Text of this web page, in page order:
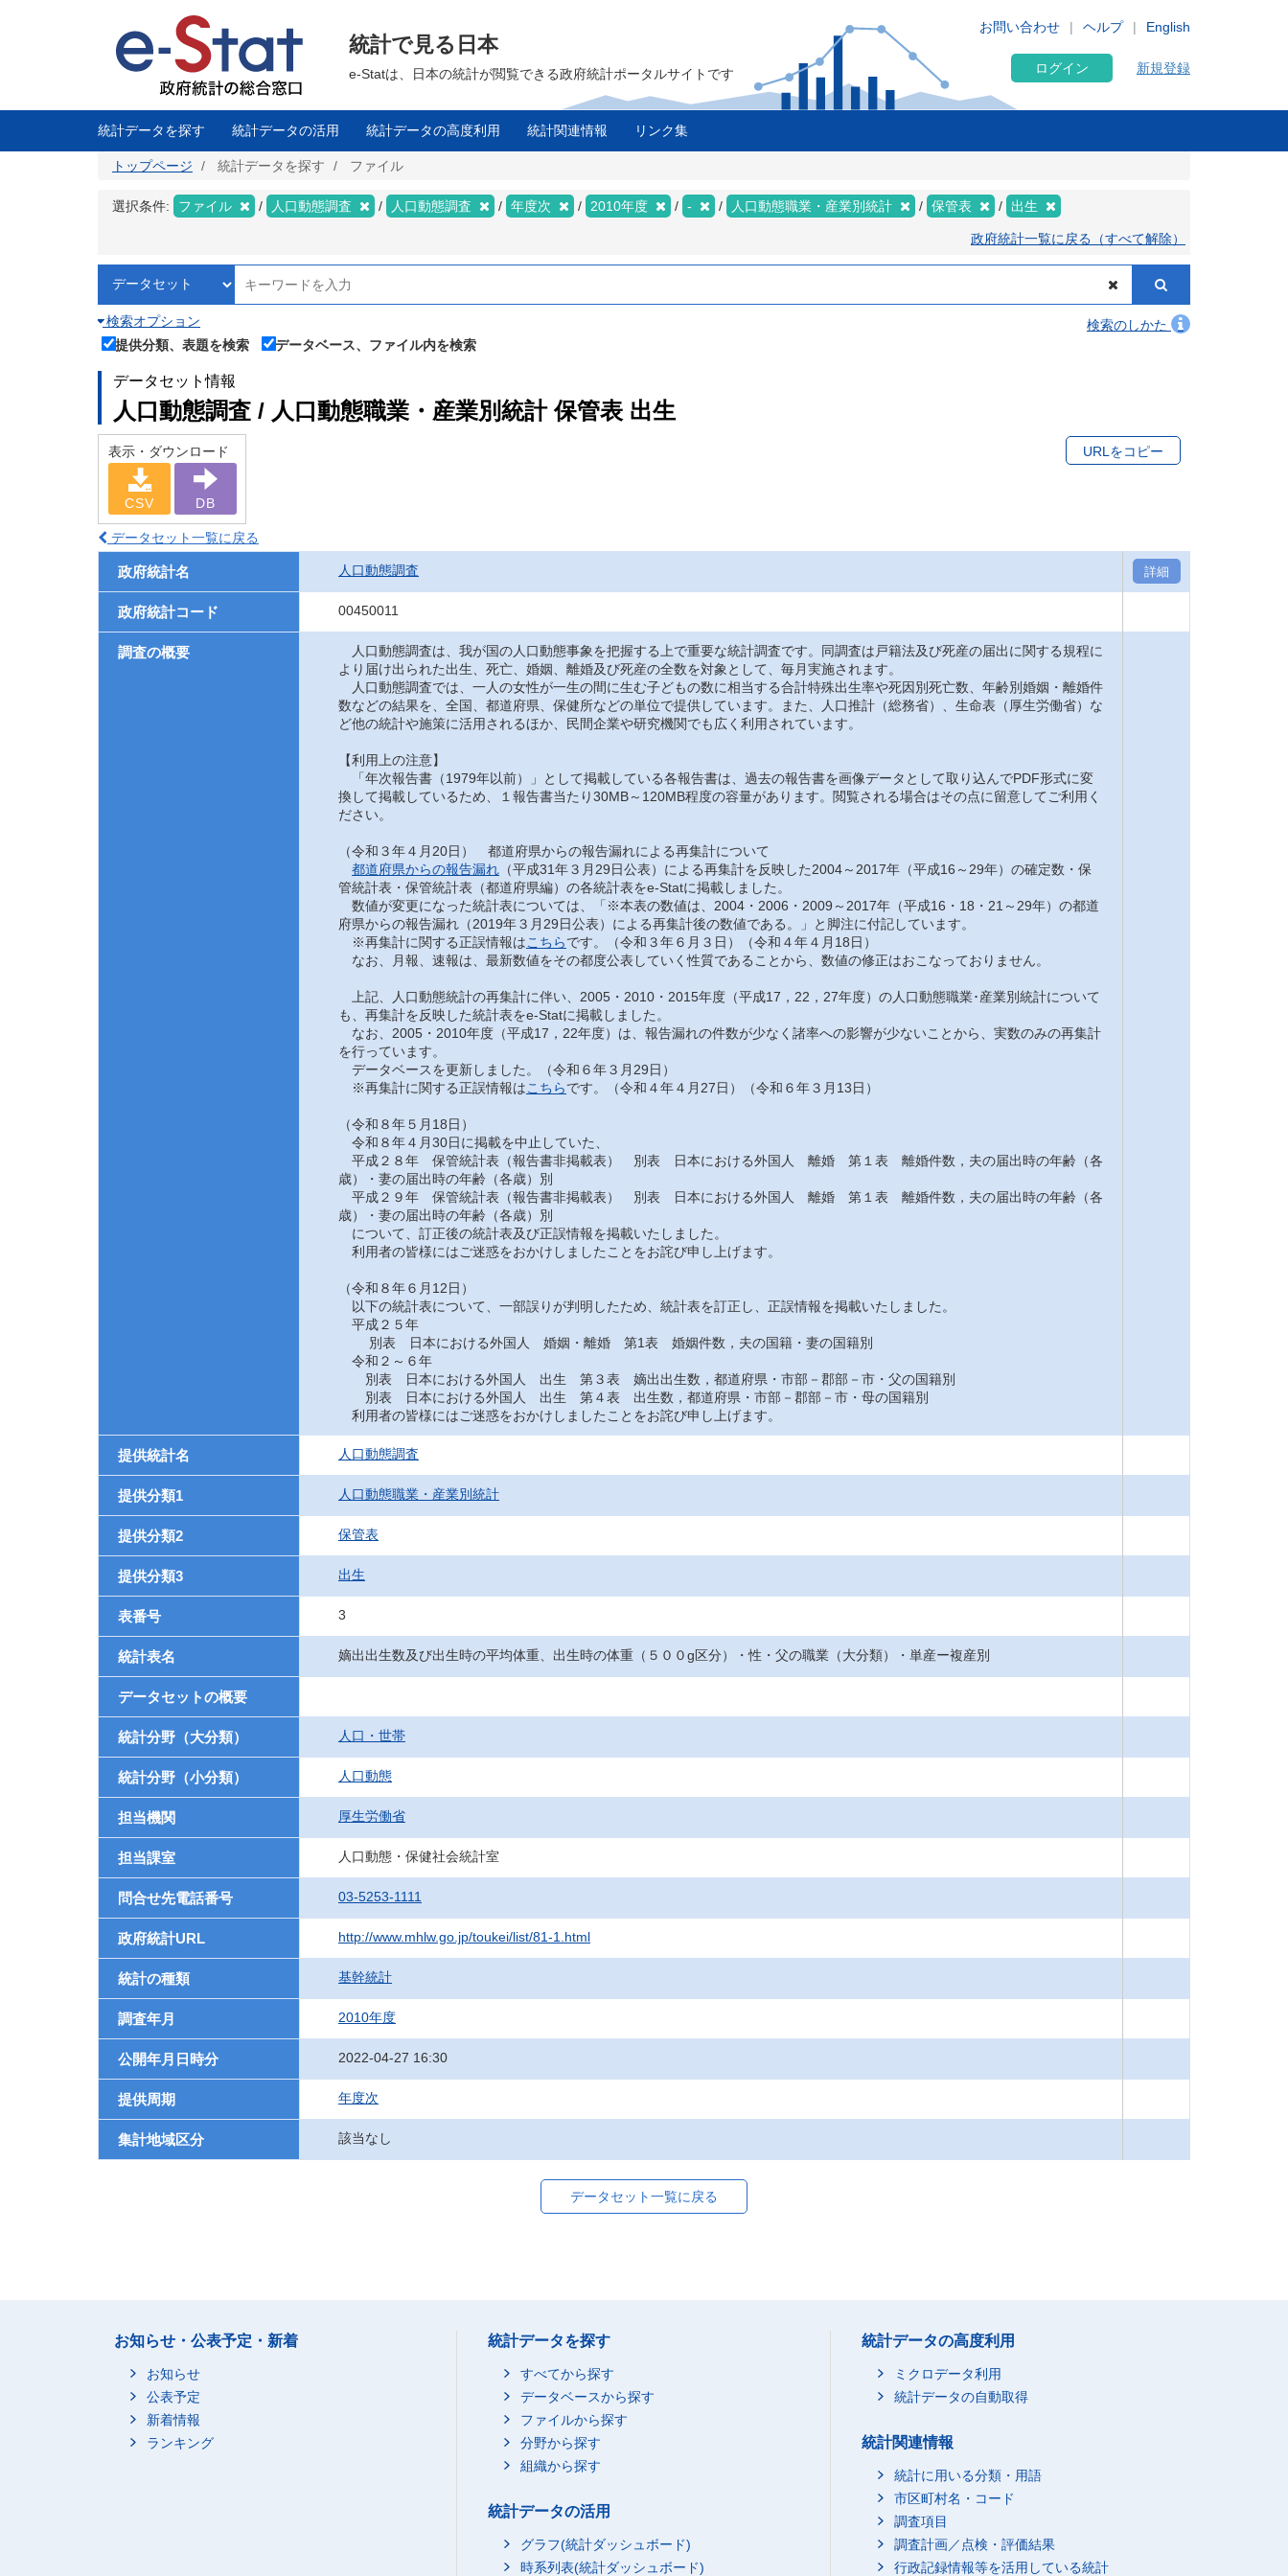
に
English
お問い合わせ ヘルプ
統計で見る日本
e-Statは、日本の統計が閲覧できる政府統計ポータルサイトです ログイン 新規登録
統計データを探す 統計データの活用 統計データの高度利用 統計関連情報 リンク集
トップページ 統計データを探す ファイル
選択条件: ファイル 人口動態調査 人口動態調査 年度次 2010年度 - 人口動態職業・産業別統計 保管表 出生
政府統計一覧に戻る（すべて解除）
検索オプション
検索のしかた
提供分類、表題を検索
データベース、ファイル内を検索
データセット情報
人口動態調査 / 人口動態職業・産業別統計 保管表 出生
表示・ダウンロード
CSV DB
URLをコピー
データセット一覧に戻る
政府統計名 人口動態調査 詳細
政府統計コード 00450011
調査の概要
人口動態調査は、我が国の人口動態事象を把握する上で重要な統計調査です。同調査は戸籍法及び死産の届出に関する規程に
より届け出られた出生、死亡、婚姻、離婚及び死産の全数を対象として、毎月実施されます。
人口動態調査では、一人の女性が一生の間に生む子どもの数に相当する合計特殊出生率や死因別死亡数、年齢別婚姻・離婚件
数などの結果を、全国、都道府県、保健所などの単位で提供しています。また、人口推計（総務省）、生命表（厚生労働省）な
ど他の統計や施策に活用されるほか、民間企業や研究機関でも広く利用されています。
【利用上の注意】
「年次報告書（1979年以前）」として掲載している各報告書は、過去の報告書を画像データとして取り込んでPDF形式に変
換して掲載しているため、１報告書当たり30MB～120MB程度の容量があります。閲覧される場合はその点に留意してご利用く
ださい。
（令和３年４月20日） 都道府県からの報告漏れによる再集計について
都道府県からの報告漏れ （平成31年３月29日公表）による再集計を反映した2004～2017年（平成16～29年）の確定数・保
管統計表・保管統計表（都道府県編）の各統計表をe-Statに掲載しました。
数値が変更になった統計表については、「※本表の数値は、2004・2006・2009～2017年（平成16・18・21～29年）の都道
府県からの報告漏れ（2019年３月29日公表）による再集計後の数値である。」と脚注に付記しています。
※再集計に関する正誤情報はこちらです。（令和３年６月３日）（令和４年４月18日）
なお、月報、速報は、最新数値をその都度公表していく性質であることから、数値の修正はおこなっておりません。
上記、人口動態統計の再集計に伴い、2005・2010・2015年度（平成17，22，27年度）の人口動態職業･産業別統計について
も、再集計を反映した統計表をe-Statに掲載しました。
なお、2005・2010年度（平成17，22年度）は、報告漏れの件数が少なく諸率への影響が少ないことから、実数のみの再集計
を行っています。
データベースを更新しました。（令和６年３月29日）
※再集計に関する正誤情報はこちらです。（令和４年４月27日）（令和６年３月13日）
（令和８年５月18日）
令和８年４月30日に掲載を中止していた、
平成２８年 保管統計表（報告書非掲載表） 別表 日本における外国人 離婚 第１表 離婚件数，夫の届出時の年齢（各
歳）・妻の届出時の年齢（各歳）別
平成２９年 保管統計表（報告書非掲載表） 別表 日本における外国人 離婚 第１表 離婚件数，夫の届出時の年齢（各
歳）・妻の届出時の年齢（各歳）別
について、訂正後の統計表及び正誤情報を掲載いたしました。
利用者の皆様にはご迷惑をおかけしましたことをお詫び申し上げます。
（令和８年６月12日）
以下の統計表について、一部誤りが判明したため、統計表を訂正し、正誤情報を掲載いたしました。
平成２５年
別表 日本における外国人 婚姻・離婚 第1表 婚姻件数，夫の国籍・妻の国籍別
令和２～６年
別表 日本における外国人 出生 第３表 嫡出出生数，都道府県・市部－郡部－市・父の国籍別
別表 日本における外国人 出生 第４表 出生数，都道府県・市部－郡部－市・母の国籍別
利用者の皆様にはご迷惑をおかけしましたことをお詫び申し上げます。
提供統計名 人口動態調査
提供分類1 人口動態職業・産業別統計
提供分類2 保管表
提供分類3 出生
表番号 3
統計表名 嫡出出生数及び出生時の平均体重、出生時の体重（５００g区分）・性・父の職業（大分類）・単産ー複産別
データセットの概要
統計分野（大分類） 人口・世帯
統計分野（小分類） 人口動態
担当機関 厚生労働省
担当課室 人口動態・保健社会統計室
問合せ先電話番号 03-5253-1111
政府統計URL http://www.mhlw.go.jp/toukei/list/81-1.html
統計の種類 基幹統計
調査年月 2010年度
公開年月日時分 2022-04-27 16:30
提供周期 年度次
集計地域区分 該当なし
データセット一覧に戻る
お知らせ・公表予定・新着
お知らせ
公表予定
新着情報
ランキング
統計データを探す
すべてから探す
データベースから探す
ファイルから探す
分野から探す
組織から探す
統計データの活用
グラフ(統計ダッシュボード)
時系列表(統計ダッシュボード)
統計データの高度利用
ミクロデータ利用
統計データの自動取得
統計関連情報
統計に用いる分類・用語
市区町村名・コード
調査項目
調査計画／点検・評価結果
行政記録情報等を活用している統計